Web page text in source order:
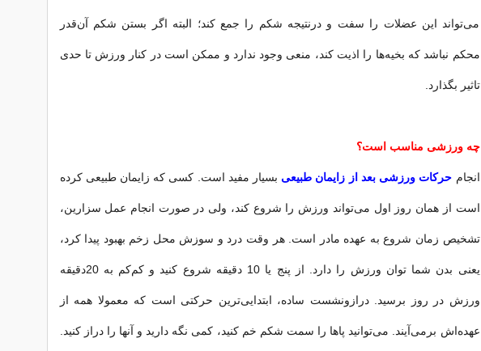
می‌تواند این عضلات را سفت و درنتیجه شكم را جمع كند؛ البته اگر بستن شكم آن‌قدر
محكم نباشد كه بخیه‌ها را اذیت كند، منعی وجود ندارد و ممكن است در كنار ورزش تا حدی
تاثیر بگذارد.
چه ورزشی مناسب است؟
انجام حرکات ورزشی بعد از زایمان طبیعی بسیار مفید است. كسی كه زایمان طبیعی كرده
است از همان روز اول می‌تواند ورزش را شروع كند، ولی در صورت انجام عمل سزارین،
تشخیص زمان شروع به عهده مادر است. هر وقت درد و سوزش محل زخم بهبود پیدا كرد،
یعنی بدن شما توان ورزش را دارد. از پنج یا 10 دقیقه شروع كنید و كم‌كم به 20دقیقه
ورزش در روز برسید. درازونشست ساده، ابتدایی‌ترین حركتی است كه معمولا همه از
عهده‌اش بر‌می‌آیند. می‌توانید پاها را سمت شكم خم كنید، كمی نگه دارید و آنها را دراز كنید.